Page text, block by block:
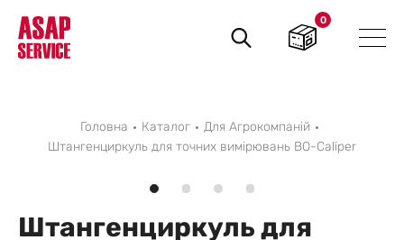
Пошук
товарів
0
Головна Каталог
Для Агрокомпаній
Штангенциркуль для точних вимірювань BO-Caliper
Штангенциркуль для